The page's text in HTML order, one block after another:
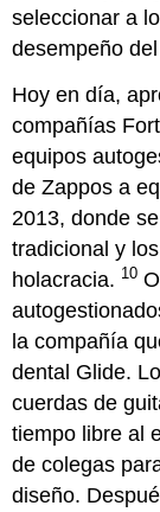
seleccionar a
desempeño
Hoy en día,
compañías
equipos
de Zappos a
2013, donde
tradicional y
holacracia. 10
la compañía
dental Glide.
cuerdas de
tiempo libre al
de colegas
diseño.